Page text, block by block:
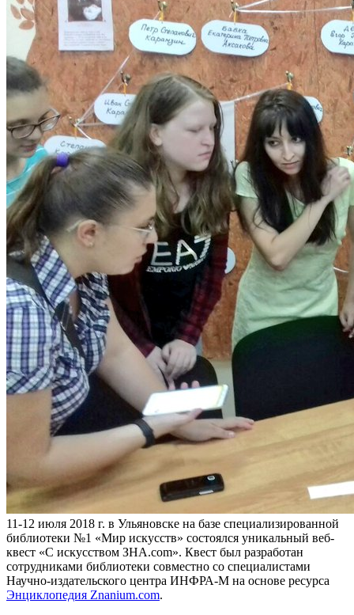
11-12 июля 2018 г. в Ульяновске на базе специализированной
библиотеки №1 «Мир искусств» состоялся уникальный веб-
квест «С искусством ЗНА.com». Квест был разработан
сотрудниками библиотеки совместно со специалистами
Научно-издательского центра ИНФРА-М на основе ресурса
Энциклопедия Znanium.com.